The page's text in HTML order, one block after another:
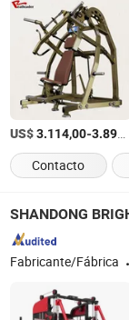
US$3.114,00-3.893,00
Contacto
Fabricante/Fábrica